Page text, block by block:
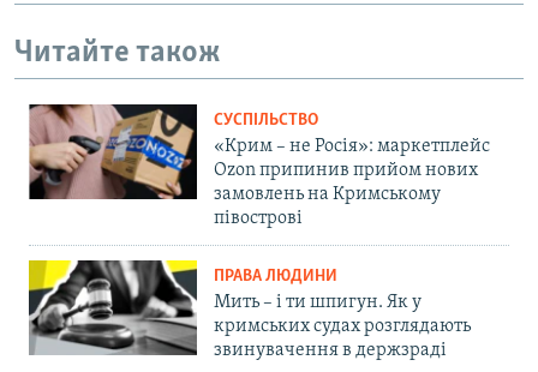
Читайте також
СУСПІЛЬСТВО
«Крим – не Росія»: маркетплейс
Ozon припинив прийом нових
замовлень на Кримському
півострові
ПРАВА ЛЮДИНИ
Мить – і ти шпигун. Як у
кримських судах розглядають
звинувачення в держзраді